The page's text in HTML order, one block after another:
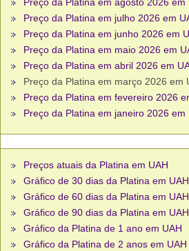
Preço da Platina em julho 2026 em
Preço da Platina em junho 2026 em
Preço da Platina em maio 2026 em
Preço da Platina em abril 2026 em
Preço da Platina em março 2026 em
Preço da Platina em fevereiro 2026
Preço da Platina em janeiro 2026 em
Preços atuais da Platina em UAH
Gráfico de 30 dias da Platina em UAH
Gráfico de 60 dias da Platina em UAH
Gráfico de 90 dias da Platina em UAH
Gráfico da Platina de 1 ano em UAH
Gráfico da Platina de 2 anos em UAH